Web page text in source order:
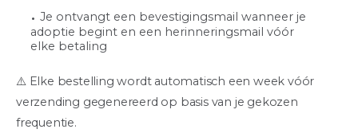
Je ontvangt een bevestigingsmail wanneer je
adoptie begint en een herinneringsmail vóór
elke betaling
⚠️ Elke bestelling wordt automatisch een week vóór
verzending gegenereerd op basis van je gekozen
frequentie.